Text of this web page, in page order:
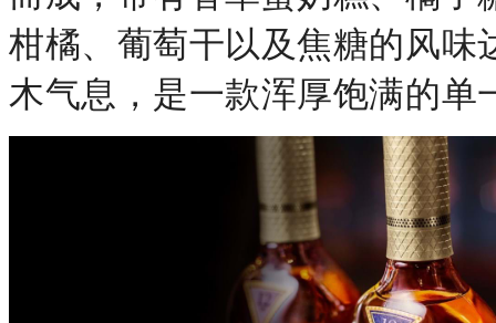
柑橘、葡萄干以及焦糖的风
木气息，是一款浑厚饱满的单